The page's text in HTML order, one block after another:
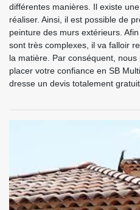
différentes manières. Il existe
réaliser. Ainsi, il est possible de
peinture des murs extérieurs.
sont très complexes, il va falloir
la matière. Par conséquent,
placer votre confiance en SB
dresse un devis totalement